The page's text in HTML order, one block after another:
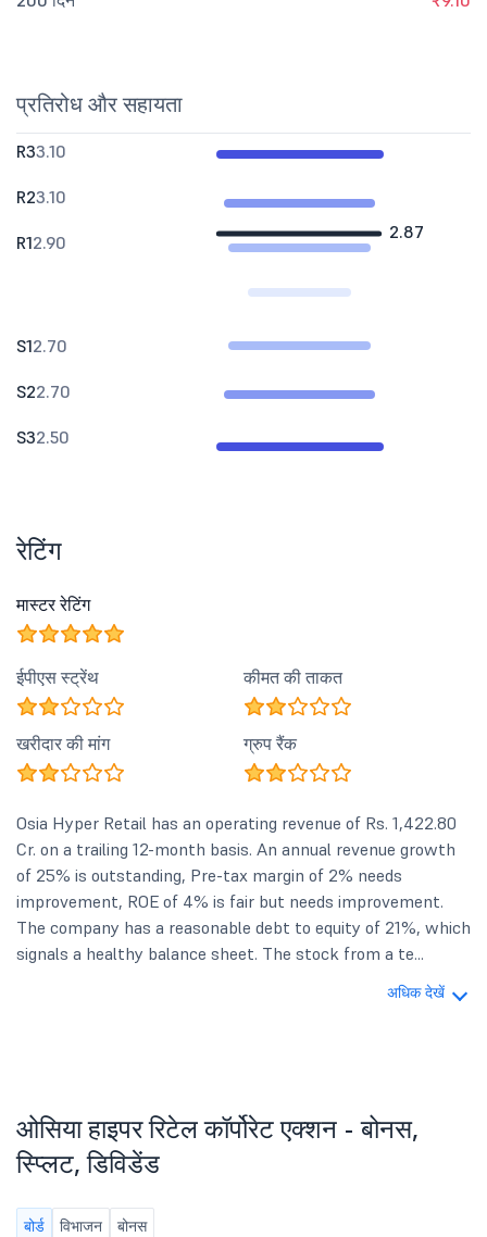
प्रतिरोध और सहायता
2.87
R33.10
R23.10
R12.90
S12.70
S22.70
S32.50
रेटिंग
मास्टर रेटिंग
ईपीएस स्ट्रेंथ कीमत की ताकत
खरीदार की मांग ग्रुप रैंक
Osia Hyper Retail has an operating revenue of Rs. 1,422.80
Cr. on a trailing 12-month basis. An annual revenue growth
of 25% is outstanding, Pre-tax margin of 2% needs
improvement, ROE of 4% is fair but needs improvement.
The company has a reasonable debt to equity of 21%, which
signals a healthy balance sheet. The stock from a te...
अधिक देखें
ओसिया हाइपर रिटेल कॉर्पोरेट एक्शन - बोनस,
स्प्लिट, डिविडेंड
बोर्ड विभाजन बोनस